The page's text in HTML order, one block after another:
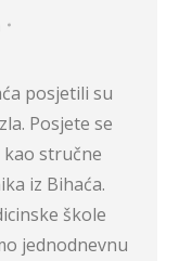
posjetili su
Posjete se
stručne
iz Bihaća.
škole
jednodnevnu